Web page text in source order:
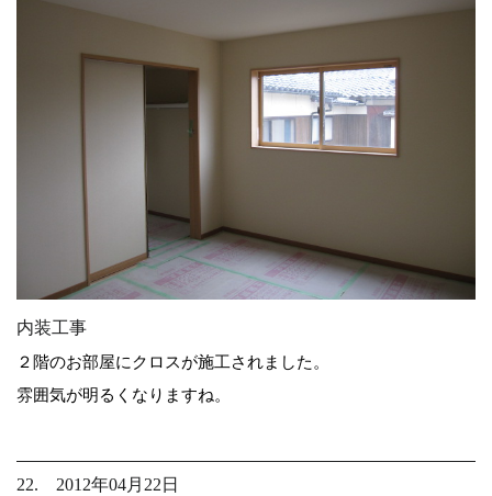
内装工事
２階のお部屋にクロスが施工されました。
雰囲気が明るくなりますね。
22. 2012年04月22日